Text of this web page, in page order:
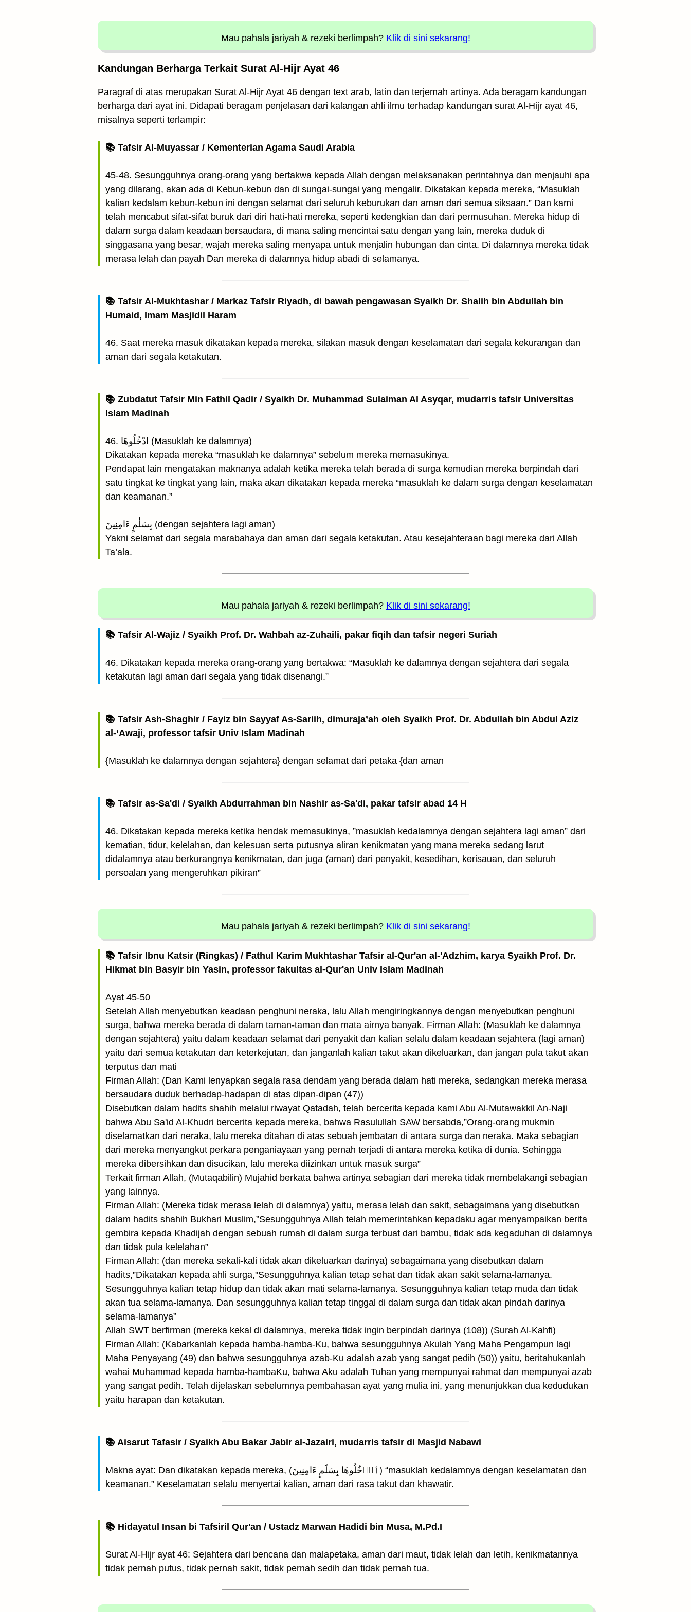
Mau pahala jariyah & rezeki berlimpah? Klik di sini sekarang!
Kandungan Berharga Terkait Surat Al-Hijr Ayat 46
Paragraf di atas merupakan Surat Al-Hijr Ayat 46 dengan text arab, latin dan terjemah artinya. Ada beragam kandungan
berharga dari ayat ini. Didapati beragam penjelasan dari kalangan ahli ilmu terhadap kandungan surat Al-Hijr ayat 46,
misalnya seperti terlampir:
📚 Tafsir Al-Muyassar / Kementerian Agama Saudi Arabia
45-48. Sesungguhnya orang-orang yang bertakwa kepada Allah dengan melaksanakan perintahnya dan menjauhi apa
yang dilarang, akan ada di Kebun-kebun dan di sungai-sungai yang mengalir. Dikatakan kepada mereka, “Masuklah
kalian kedalam kebun-kebun ini dengan selamat dari seluruh keburukan dan aman dari semua siksaan.” Dan kami
telah mencabut sifat-sifat buruk dari diri hati-hati mereka, seperti kedengkian dan dari permusuhan. Mereka hidup di
dalam surga dalam keadaan bersaudara, di mana saling mencintai satu dengan yang lain, mereka duduk di
singgasana yang besar, wajah mereka saling menyapa untuk menjalin hubungan dan cinta. Di dalamnya mereka tidak
merasa lelah dan payah Dan mereka di dalamnya hidup abadi di selamanya.
📚 Tafsir Al-Mukhtashar / Markaz Tafsir Riyadh, di bawah pengawasan Syaikh Dr. Shalih bin Abdullah bin
Humaid, Imam Masjidil Haram
46. Saat mereka masuk dikatakan kepada mereka, silakan masuk dengan keselamatan dari segala kekurangan dan
aman dari segala ketakutan.
📚 Zubdatut Tafsir Min Fathil Qadir / Syaikh Dr. Muhammad Sulaiman Al Asyqar, mudarris tafsir Universitas
Islam Madinah
46. ادْخُلُوهَا (Masuklah ke dalamnya)
Dikatakan kepada mereka “masuklah ke dalamnya” sebelum mereka memasukinya.
Pendapat lain mengatakan maknanya adalah ketika mereka telah berada di surga kemudian mereka berpindah dari
satu tingkat ke tingkat yang lain, maka akan dikatakan kepada mereka “masuklah ke dalam surga dengan keselamatan
dan keamanan.”
بِسَلٰمٍ ءَامِنِينَ (dengan sejahtera lagi aman)
Yakni selamat dari segala marabahaya dan aman dari segala ketakutan. Atau kesejahteraan bagi mereka dari Allah
Ta’ala.
Mau pahala jariyah & rezeki berlimpah? Klik di sini sekarang!
📚 Tafsir Al-Wajiz / Syaikh Prof. Dr. Wahbah az-Zuhaili, pakar fiqih dan tafsir negeri Suriah
46. Dikatakan kepada mereka orang-orang yang bertakwa: “Masuklah ke dalamnya dengan sejahtera dari segala
ketakutan lagi aman dari segala yang tidak disenangi.”
📚 Tafsir Ash-Shaghir / Fayiz bin Sayyaf As-Sariih, dimuraja’ah oleh Syaikh Prof. Dr. Abdullah bin Abdul Aziz
al-‘Awaji, professor tafsir Univ Islam Madinah
{Masuklah ke dalamnya dengan sejahtera} dengan selamat dari petaka {dan aman
📚 Tafsir as-Sa'di / Syaikh Abdurrahman bin Nashir as-Sa'di, pakar tafsir abad 14 H
46. Dikatakan kepada mereka ketika hendak memasukinya, ”masuklah kedalamnya dengan sejahtera lagi aman” dari
kematian, tidur, kelelahan, dan kelesuan serta putusnya aliran kenikmatan yang mana mereka sedang larut
didalamnya atau berkurangnya kenikmatan, dan juga (aman) dari penyakit, kesedihan, kerisauan, dan seluruh
persoalan yang mengeruhkan pikiran”
Mau pahala jariyah & rezeki berlimpah? Klik di sini sekarang!
📚 Tafsir Ibnu Katsir (Ringkas) / Fathul Karim Mukhtashar Tafsir al-Qur'an al-'Adzhim, karya Syaikh Prof. Dr.
Hikmat bin Basyir bin Yasin, professor fakultas al-Qur'an Univ Islam Madinah
Ayat 45-50
Setelah Allah menyebutkan keadaan penghuni neraka, lalu Allah mengiringkannya dengan menyebutkan penghuni
surga, bahwa mereka berada di dalam taman-taman dan mata airnya banyak. Firman Allah: (Masuklah ke dalamnya
dengan sejahtera) yaitu dalam keadaan selamat dari penyakit dan kalian selalu dalam keadaan sejahtera (lagi aman)
yaitu dari semua ketakutan dan keterkejutan, dan janganlah kalian takut akan dikeluarkan, dan jangan pula takut akan
terputus dan mati
Firman Allah: (Dan Kami lenyapkan segala rasa dendam yang berada dalam hati mereka, sedangkan mereka merasa
bersaudara duduk berhadap-hadapan di atas dipan-dipan (47))
Disebutkan dalam hadits shahih melalui riwayat Qatadah, telah bercerita kepada kami Abu Al-Mutawakkil An-Naji
bahwa Abu Sa'id Al-Khudri bercerita kepada mereka, bahwa Rasulullah SAW bersabda,”Orang-orang mukmin
diselamatkan dari neraka, lalu mereka ditahan di atas sebuah jembatan di antara surga dan neraka. Maka sebagian
dari mereka menyangkut perkara penganiayaan yang pernah terjadi di antara mereka ketika di dunia. Sehingga
mereka diber­sihkan dan disucikan, lalu mereka diizinkan untuk masuk surga”
Terkait firman Allah, (Mutaqabilin) Mujahid berkata bahwa artinya sebagian dari mereka tidak membelakangi sebagian
yang lainnya.
Firman Allah: (Mereka tidak merasa lelah di dalamnya) yaitu, merasa lelah dan sakit, sebagaimana yang disebutkan
dalam hadits shahih Bukhari Muslim,”Sesungguhnya Allah telah memerintahkan kepadaku agar menyampaikan berita
gembira kepada Khadijah dengan sebuah rumah di dalam surga terbuat dari bambu, tidak ada kegaduhan di dalamnya
dan tidak pula kelelahan”
Firman Allah: (dan mereka sekali-kali tidak akan dikeluarkan darinya) sebagaimana yang disebutkan dalam
hadits,”Dikatakan kepada ahli surga,"Sesungguhnya kalian tetap sehat dan tidak akan sakit selama-lamanya.
Sesungguhnya kalian tetap hidup dan tidak akan mati selama-lamanya. Sesungguhnya kalian tetap muda dan tidak
akan tua selama-lamanya. Dan sesungguhnya kalian tetap tinggal di dalam surga dan tidak akan pindah darinya
selama-lamanya”
Allah SWT berfirman (mereka kekal di dalamnya, mereka tidak ingin berpindah darinya (108)) (Surah Al-Kahfi)
Firman Allah: (Kabarkanlah kepada hamba-hamba-Ku, bahwa sesungguhnya Akulah Yang Maha Pengampun lagi
Maha Penyayang (49) dan bahwa sesungguhnya azab-Ku adalah azab yang sangat pedih (50)) yaitu, beritahukanlah
wahai Muhammad kepada hamba-hambaKu, bahwa Aku adalah Tuhan yang mempunyai rahmat dan mempunyai azab
yang sangat pedih. Telah dijelaskan sebelumnya pembahasan ayat yang mulia ini, yang menunjukkan dua kedudukan
yaitu harapan dan ketakutan.
📚 Aisarut Tafasir / Syaikh Abu Bakar Jabir al-Jazairi, mudarris tafsir di Masjid Nabawi
Makna ayat: Dan dikatakan kepada mereka, (ٱدۡخُلُوهَا بِسَلَٰمٍ ءَامِنِينَ) “masuklah kedalamnya dengan keselamatan dan
keamanan.” Keselamatan selalu menyertai kalian, aman dari rasa takut dan khawatir.
📚 Hidayatul Insan bi Tafsiril Qur'an / Ustadz Marwan Hadidi bin Musa, M.Pd.I
Surat Al-Hijr ayat 46: Sejahtera dari bencana dan malapetaka, aman dari maut, tidak lelah dan letih, kenikmatannya
tidak pernah putus, tidak pernah sakit, tidak pernah sedih dan tidak pernah tua.